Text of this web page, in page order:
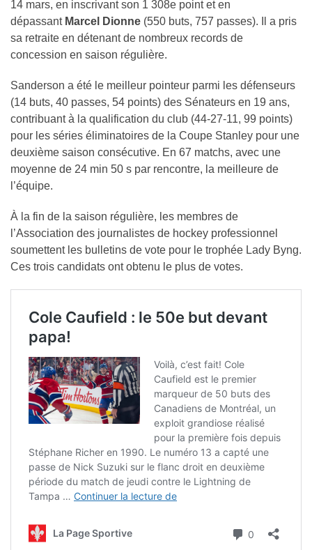
14 mars, en inscrivant son 1 308e point et en
dépassant Marcel Dionne (550 buts, 757 passes). Il a pris
sa retraite en détenant de nombreux records de
concession en saison régulière.
Sanderson a été le meilleur pointeur parmi les défenseurs
(14 buts, 40 passes, 54 points) des Sénateurs en 19 ans,
contribuant à la qualification du club (44-27-11, 99 points)
pour les séries éliminatoires de la Coupe Stanley pour une
deuxième saison consécutive. En 67 matchs, avec une
moyenne de 24 min 50 s par rencontre, la meilleure de
l’équipe.
À la fin de la saison régulière, les membres de
l’Association des journalistes de hockey professionnel
soumettent les bulletins de vote pour le trophée Lady Byng.
Ces trois candidats ont obtenu le plus de votes.